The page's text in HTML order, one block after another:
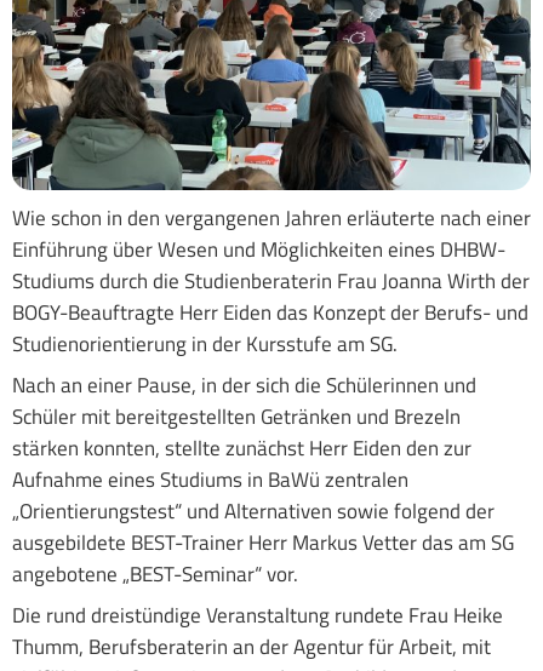
Wie schon in den vergangenen Jahren erläuterte nach einer
Einführung über Wesen und Möglichkeiten eines DHBW-
Studiums durch die Studienberaterin Frau Joanna Wirth der
BOGY-Beauftragte Herr Eiden das Konzept der Berufs- und
Studienorientierung in der Kursstufe am SG.
Nach an einer Pause, in der sich die Schülerinnen und
Schüler mit bereitgestellten Getränken und Brezeln
stärken konnten, stellte zunächst Herr Eiden den zur
Aufnahme eines Studiums in BaWü zentralen
„Orientierungstest“ und Alternativen sowie folgend der
ausgebildete BEST-Trainer Herr Markus Vetter das am SG
angebotene „BEST-Seminar“ vor.
Die rund dreistündige Veranstaltung rundete Frau Heike
Thumm, Berufsberaterin an der Agentur für Arbeit, mit